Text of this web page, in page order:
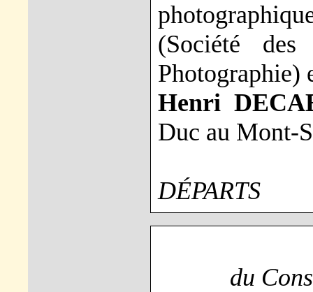
(Société des
Photographie)
Henri
Duc au Mont-
DÉPARTS
du